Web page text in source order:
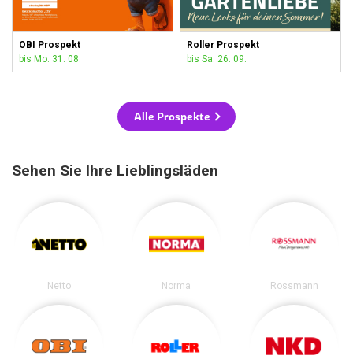
OBI Prospekt
bis Mo. 31. 08.
Roller Prospekt
bis Sa. 26. 09.
Alle Prospekte
Sehen Sie Ihre Lieblingsläden
Netto Norma Rossmann